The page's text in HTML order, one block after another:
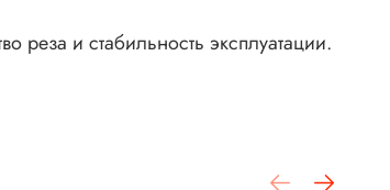
реза и стабильность эксплуатации.